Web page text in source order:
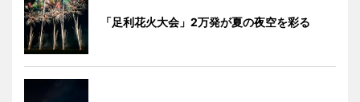
「足利花火大会」2万発が夏の夜空を彩る